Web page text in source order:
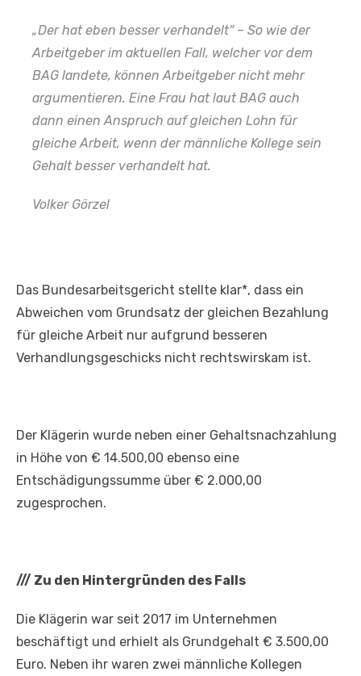
„Der hat eben besser verhandelt“ – So wie der
Arbeitgeber im aktuellen Fall, welcher vor dem
BAG landete, können Arbeitgeber nicht mehr
argumentieren. Eine Frau hat laut BAG auch
dann einen Anspruch auf gleichen Lohn für
gleiche Arbeit, wenn der männliche Kollege sein
Gehalt besser verhandelt hat.
Volker Görzel
Das Bundesarbeitsgericht stellte klar*, dass ein
Abweichen vom Grundsatz der gleichen Bezahlung
für gleiche Arbeit nur aufgrund besseren
Verhandlungsgeschicks nicht rechtswirskam ist.
Der Klägerin wurde neben einer Gehaltsnachzahlung
in Höhe von € 14.500,00 ebenso eine
Entschädigungssumme über € 2.000,00
zugesprochen.
/// Zu den Hintergründen des Falls
Die Klägerin war seit 2017 im Unternehmen
beschäftigt und erhielt als Grundgehalt € 3.500,00
Euro. Neben ihr waren zwei männliche Kollegen